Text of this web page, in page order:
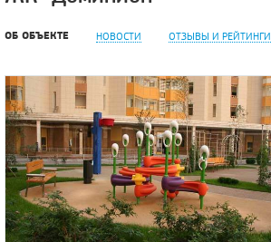
ОБ ОБЪЕКТЕ НОВОСТИ ОТЗЫВЫ И РЕЙТИНГИ